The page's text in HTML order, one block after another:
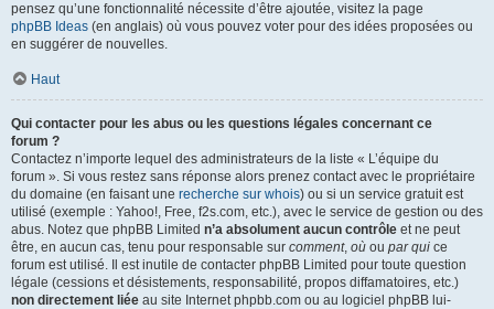
pensez qu’une fonctionnalité nécessite d’être ajoutée, visitez la page
phpBB Ideas (en anglais) où vous pouvez voter pour des idées proposées ou
en suggérer de nouvelles.
Haut
Qui contacter pour les abus ou les questions légales concernant ce
forum ?
Contactez n’importe lequel des administrateurs de la liste « L’équipe du
forum ». Si vous restez sans réponse alors prenez contact avec le propriétaire
du domaine (en faisant une recherche sur whois) ou si un service gratuit est
utilisé (exemple : Yahoo!, Free, f2s.com, etc.), avec le service de gestion ou des
abus. Notez que phpBB Limited n’a absolument aucun contrôle et ne peut
être, en aucun cas, tenu pour responsable sur comment, où ou par qui ce
forum est utilisé. Il est inutile de contacter phpBB Limited pour toute question
légale (cessions et désistements, responsabilité, propos diffamatoires, etc.)
non directement liée au site Internet phpbb.com ou au logiciel phpBB lui-